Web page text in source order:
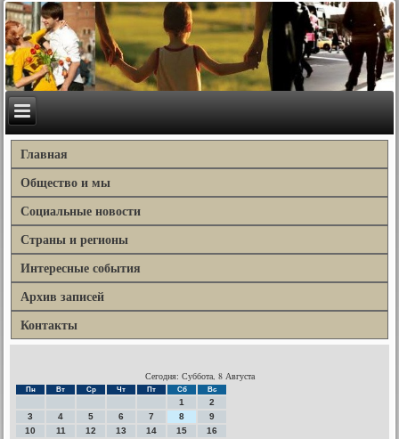
Главная
Общество и мы
Социальные новости
Страны и регионы
Интересные события
Архив записей
Контакты
Сегодня: Суббота, 8 Августа
Пн Вт Ср Чт Пт Сб Вс
1
2
3
4 5 6 7 8
9
10
11 12 13 14 15
16